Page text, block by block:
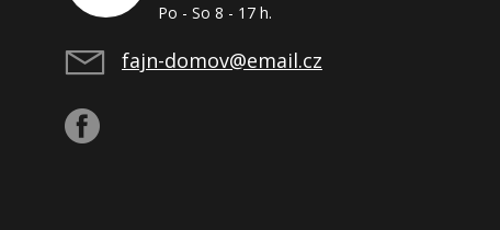
Po - So 8 - 17 h.
fajn-domov@email.cz